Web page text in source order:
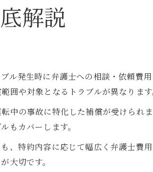
解説
ル発生時に弁護士への相談・依頼費
囲や対象となるトラブルが異なります
中の事故に特化した補償が受けられ
もカバーします。
特約内容に応じて幅広く弁護士費用
大切です。